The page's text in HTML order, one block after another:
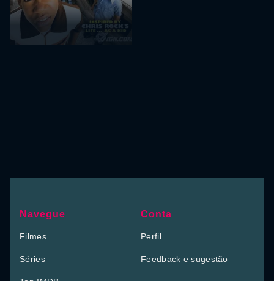
Navegue
Filmes
Séries
Conta
Perfil
Feedback e sugestão